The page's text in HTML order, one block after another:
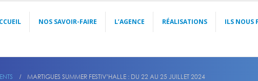
NOS SAVOIR-FAIRE L’AGENCE RÉALISATIONS ILS NOUS
MARTIGUES SUMMER FESTIV’HALLE : DU 22 AU 25 JUILLET 2024